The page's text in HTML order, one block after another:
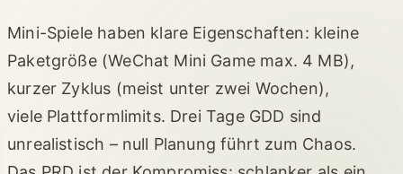
Mini-Spiele haben klare Eigenschaften: kleine
Paketgröße (WeChat Mini Game max. 4 MB),
kurzer Zyklus (meist unter zwei Wochen),
viele Plattformlimits. Drei Tage GDD sind
unrealistisch – null Planung führt zum Chaos.